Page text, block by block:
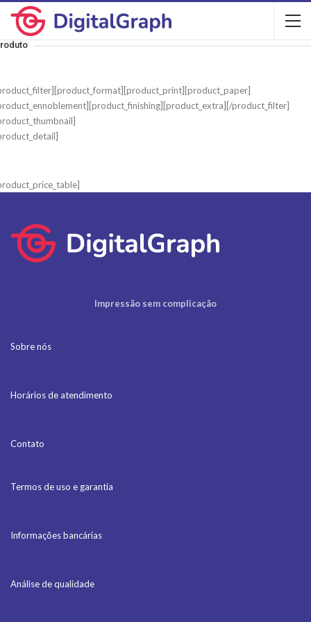
product_filter]
Impressão sem complicação
Sobre nós
Horários de atendimento
Contato
Termos de uso e garantia
Informações bancárias
Análise de qualidade